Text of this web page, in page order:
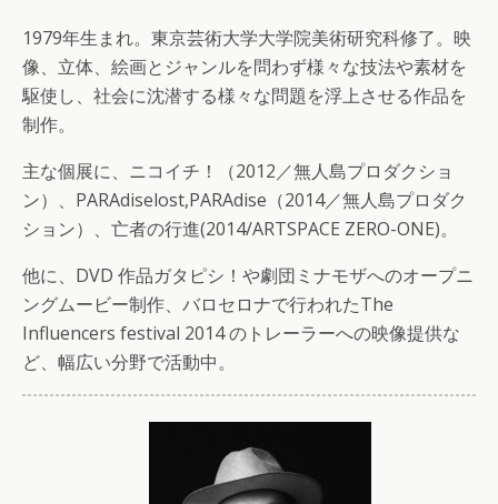
1979年生まれ。東京芸術大学大学院美術研究科修了。映
像、立体、絵画とジャンルを問わず様々な技法や素材を
駆使し、社会に沈潜する様々な問題を浮上させる作品を
制作。
主な個展に、ニコイチ！（2012／無人島プロダクショ
ン）、PARAdiselost,PARAdise（2014／無人島プロダク
ション）、亡者の行進(2014/ARTSPACE ZERO-ONE)。
他に、DVD 作品ガタピシ！や劇団ミナモザへのオープニ
ングムービー制作、バロセロナで行われたThe
Influencers festival 2014 のトレーラーへの映像提供な
ど、幅広い分野で活動中。